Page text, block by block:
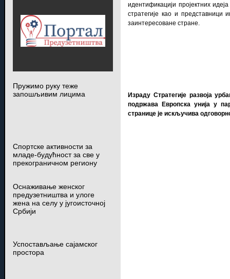
идентификацији пројектних
стратегије као и представници
заинтересоване стране.
Израду Стратегије развоја
подржава Европска унија у
странице је искључива
Пружимо руку теже
запошљивим лицима
Спортске активности за
младе-будућност за све у
прекограничном региону
Оснаживање женског
предузетништва и улоге
жена на селу у југоисточној
Србији
Успостављање сајамског
простора